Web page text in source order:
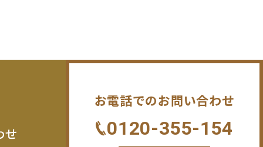
せ
お電話でのお問い合わせ
0120-355-154